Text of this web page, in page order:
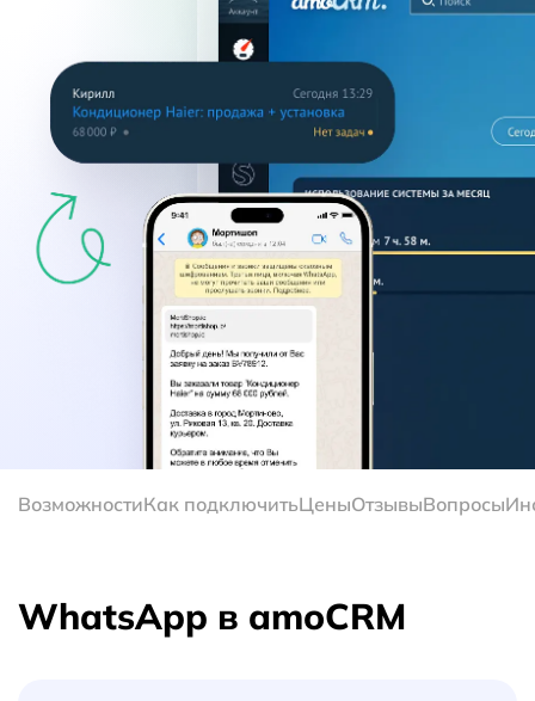
ВозможностиКак подключитьЦеныОтзывыВопросы
WhatsApp в amoCRM